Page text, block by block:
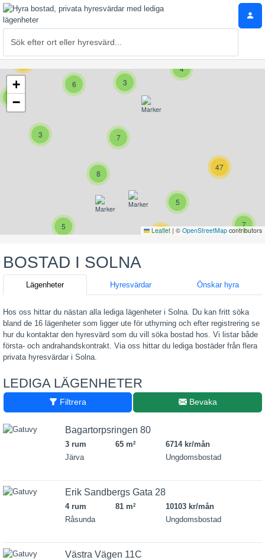
31
6
3
3
8
5
7
4
3
47
7
5
10
+
−
Leaflet | © OpenStreetMap contributors
BOSTAD I SOLNA
Lägenheter Hyresvärdar Önskar hyra
Hos oss hittar du nästan alla lediga lägenheter i Solna. Du kan fritt söka
bland de 16 lägenheter som ligger ute för uthyrning och efter registrering se
hur du kontaktar den hyresvärd som du vill söka bostad hos. Vi listar både
första- och andrahandskontrakt. Via oss hittar du lediga bostäder från flera
privata hyresvärdar i Solna.
LEDIGA LÄGENHETER
Filtrera Bevaka
Bagartorpsringen 80
3 rum 65 m2
6714 kr/mån
Järva
Ungdomsbostad
Erik Sandbergs Gata 28
4 rum 81 m2
10103 kr/mån
Råsunda
Ungdomsbostad
Västra Vägen 11C